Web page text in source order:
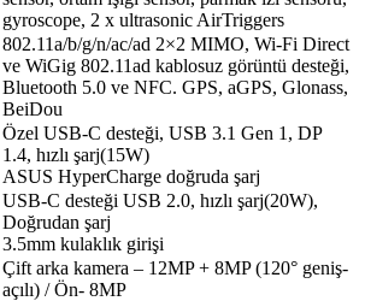
gyroscope, 2 x ultrasonic AirTriggers
802.11a/b/g/n/ac/ad 2×2 MIMO, Wi-Fi Direct
ve WiGig 802.11ad kablosuz görüntü desteği,
Bluetooth 5.0 ve NFC. GPS, aGPS, Glonass,
BeiDou
Özel USB-C desteği, USB 3.1 Gen 1, DP
1.4, hızlı şarj(15W)
ASUS HyperCharge doğruda şarj
USB-C desteği USB 2.0, hızlı şarj(20W),
Doğrudan şarj
3.5mm kulaklık girişi
Çift arka kamera – 12MP + 8MP (120° geniş-
açılı) / Ön- 8MP